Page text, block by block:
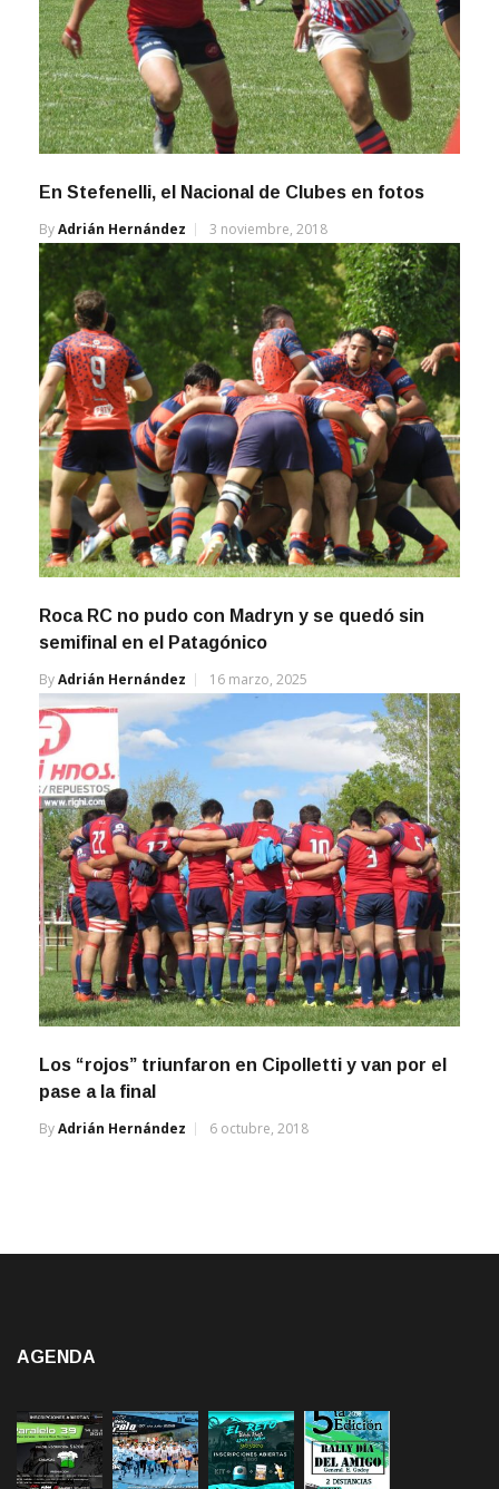
En Stefenelli, el Nacional de Clubes en fotos
ByAdrián Hernández 3 noviembre, 2018
Roca RC no pudo con Madryn y se quedó sin
semifinal en el Patagónico
ByAdrián Hernández 16 marzo, 2025
Los “rojos” triunfaron en Cipolletti y van por el
pase a la final
ByAdrián Hernández 6 octubre, 2018
AGENDA